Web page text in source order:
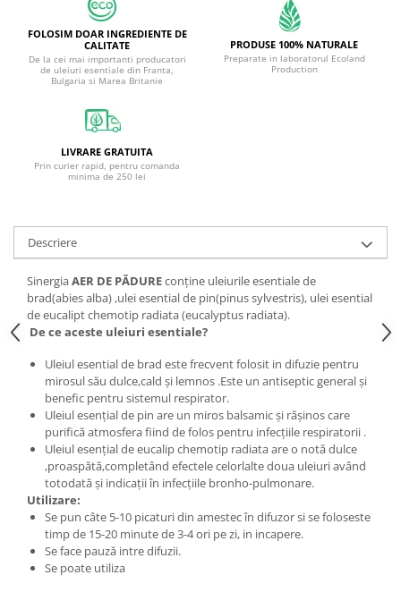
FOLOSIM DOAR INGREDIENTE DE
CALITATE
De la cei mai importanti producatori
de uleiuri esentiale din Franta,
Bulgaria si Marea Britanie
PRODUSE 100% NATURALE
Preparate in laboratorul Ecoland
Production
LIVRARE GRATUITA
Prin curier rapid, pentru comanda
minima de 250 lei
Descriere
SinergiaAER DE PĂDUREconține uleiurile esentiale de
brad(abies alba) ,ulei esential de pin(pinus sylvestris), ulei esential
de eucalipt chemotip radiata (eucalyptus radiata).
De ce aceste uleiuri esentiale?
Uleiul esential de brad este frecvent folosit in difuzie pentru
mirosul său dulce,cald și lemnos .Este un antiseptic general și
benefic pentru sistemul respirator.
Uleiul esențial de pin are un miros balsamic și rășinos care
purifică atmosfera fiind de folos pentru infecțiile respiratorii .
Uleiul esențial de eucalip chemotip radiata are o notă dulce
,proaspătă,completând efectele celorlalte doua uleiuri având
totodată și indicații în infecțiile bronho-pulmonare.
Utilizare:
Se pun câte 5-10 picaturi din amestec în difuzor si se foloseste
timp de 15-20 minute de 3-4 ori pe zi, in incapere.
Se face pauză intre difuzii.
Se poate utiliza